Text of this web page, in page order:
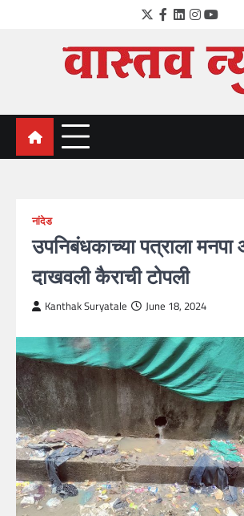
Twitter
Facebook
LinkedIn
Instagram
VastavNEWSLive.com
a leading NEWS portal of Maharahstra
नांदेड
उपनिबंधकाच्या पत्राला मनपा
दाखवली कैराची टोपली
Kanthak Suryatale June 18, 2024